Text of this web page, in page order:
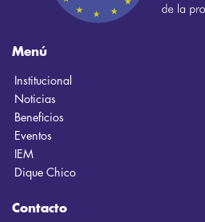
Menú
Institucional
Noticias
Beneficios
Eventos
IEM
Dique Chico
Contacto